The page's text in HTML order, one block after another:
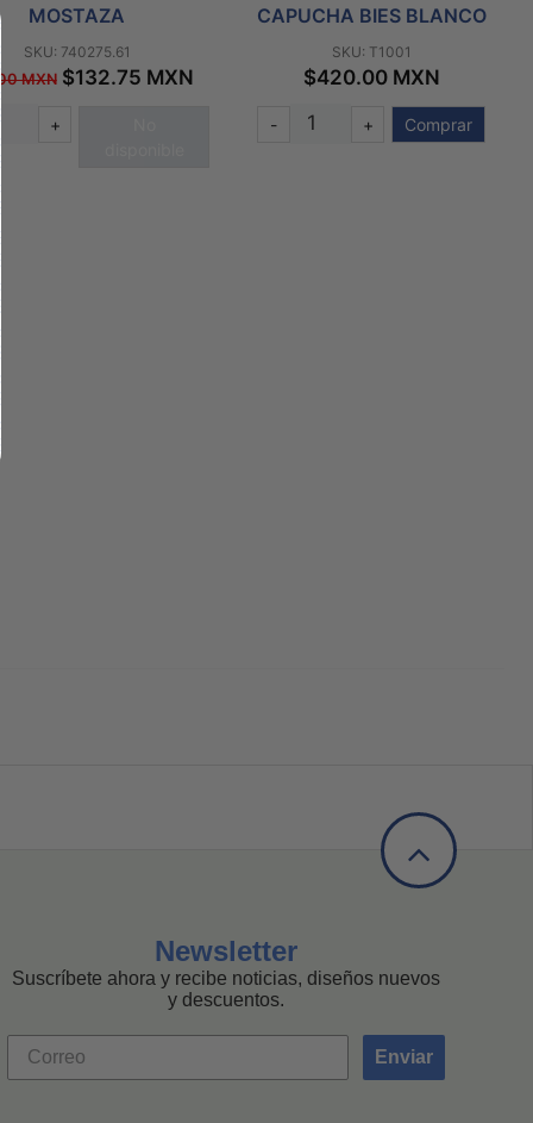
MOSTAZA
SKU: 740275.61
MXN$132.75 MXN
+
CAPUCHA BIES BLANCO
SKU: T1001
$420.00 MXN
- + Comprar
Newsletter
Suscríbete ahora y recibe noticias, diseños nuevos
y descuentos.
Enviar